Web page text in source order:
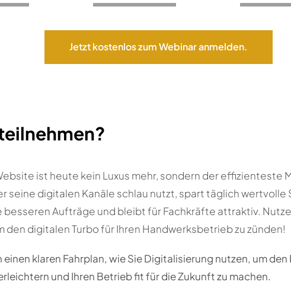
Jetzt kostenlos zum Webinar anmelden.
ist heute kein Luxus mehr, sondern der effizienteste
seine digitalen Kanäle schlau nutzt, spart täglich wertvolle
besseren Aufträge und bleibt für Fachkräfte attraktiv.
den digitalen Turbo für Ihren Handwerksbetrieb zu zünden!
einen klaren Fahrplan, wie Sie Digitalisierung nutzen, um
und Ihren Betrieb fit für die Zukunft zu machen.